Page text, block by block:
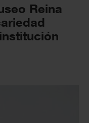
Reina